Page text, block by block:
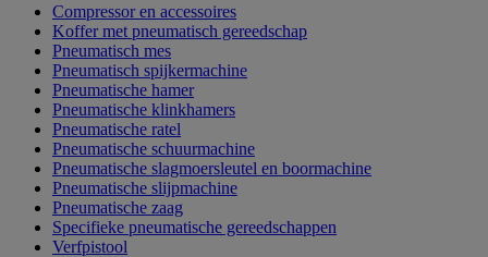
Compressor en accessoires
Koffer met pneumatisch gereedschap
Pneumatisch mes
Pneumatisch spijkermachine
Pneumatische hamer
Pneumatische klinkhamers
Pneumatische ratel
Pneumatische schuurmachine
Pneumatische slagmoersleutel en boormachine
Pneumatische slijpmachine
Pneumatische zaag
Specifieke pneumatische gereedschappen
Verfpistool